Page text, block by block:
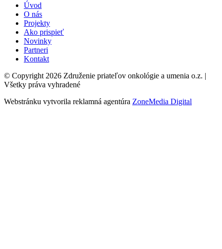
Úvod
O nás
Projekty
Ako prispieť
Novinky
Partneri
Kontakt
© Copyright 2026 Združenie priateľov onkológie a umenia o.z. |
Všetky práva vyhradené
Webstránku vytvorila reklamná agentúra ZoneMedia Digital